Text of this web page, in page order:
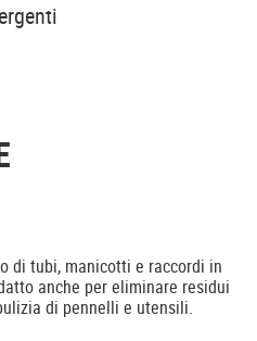
di tubi, manicotti e raccordi in
anche per eliminare residui
di pennelli e utensili.